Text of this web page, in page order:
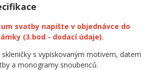
svatby napište v objednávce do
(3.bod - dodací údaje).
s vypískovaným motivem, datem
a monogramy snoubenců.